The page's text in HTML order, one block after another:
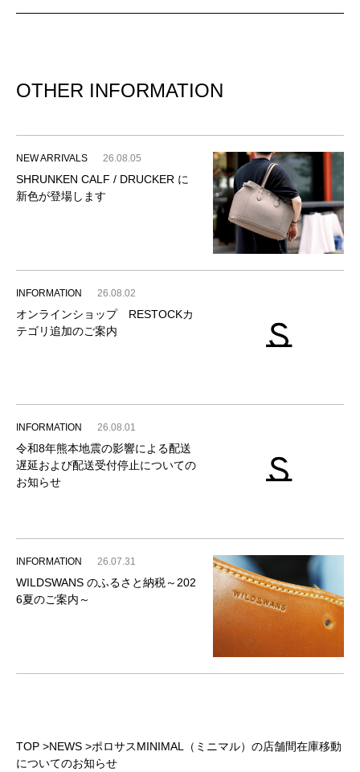
OTHER INFORMATION
NEW ARRIVALS 26.08.05
SHRUNKEN CALF / DRUCKER に
新色が登場します
INFORMATION 26.08.02
オンラインショップ RESTOCKカ
テゴリ追加のご案内
INFORMATION 26.08.01
令和8年熊本地震の影響による配送
遅延および配送受付停止についての
お知らせ
INFORMATION 26.07.31
WILDSWANS のふるさと納税～202
6夏のご案内～
TOP >NEWS >ポロサスMINIMAL（ミニマル）の店舗間在庫移動
についてのお知らせ